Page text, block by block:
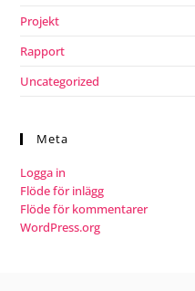
Projekt
Rapport
Uncategorized
Meta
Logga in
Flöde för inlägg
Flöde för kommentarer
WordPress.org